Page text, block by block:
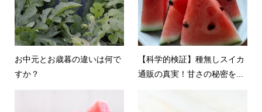
お中元とお歳暮の違いは何で
すか？
【科学的検証】種無しスイカ
通販の真実！甘さの秘密を...